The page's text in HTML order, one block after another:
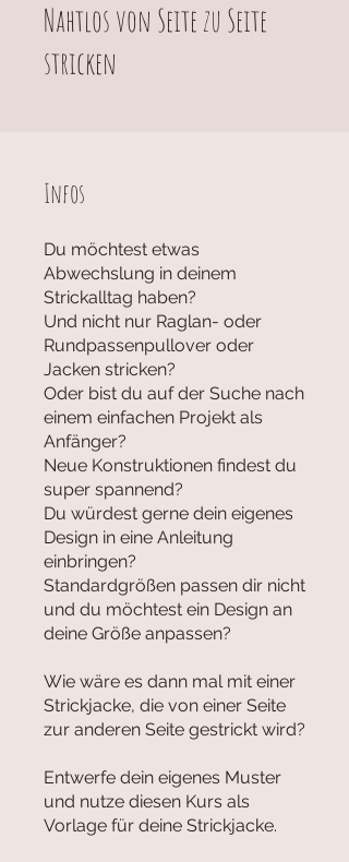
Nahtlos von Seite zu Seite
stricken
Infos
Du möchtest etwas
Abwechslung in deinem
Strickalltag haben?
Und nicht nur Raglan- oder
Rundpassenpullover oder
Jacken stricken?
Oder bist du auf der Suche nach
einem einfachen Projekt als
Anfänger?
Neue Konstruktionen findest du
super spannend?
Du würdest gerne dein eigenes
Design in eine Anleitung
einbringen?
Standardgrößen passen dir nicht
und du möchtest ein Design an
deine Größe anpassen?
Wie wäre es dann mal mit einer
Strickjacke, die von einer Seite
zur anderen Seite gestrickt wird?
Entwerfe dein eigenes Muster
und nutze diesen Kurs als
Vorlage für deine Strickjacke.